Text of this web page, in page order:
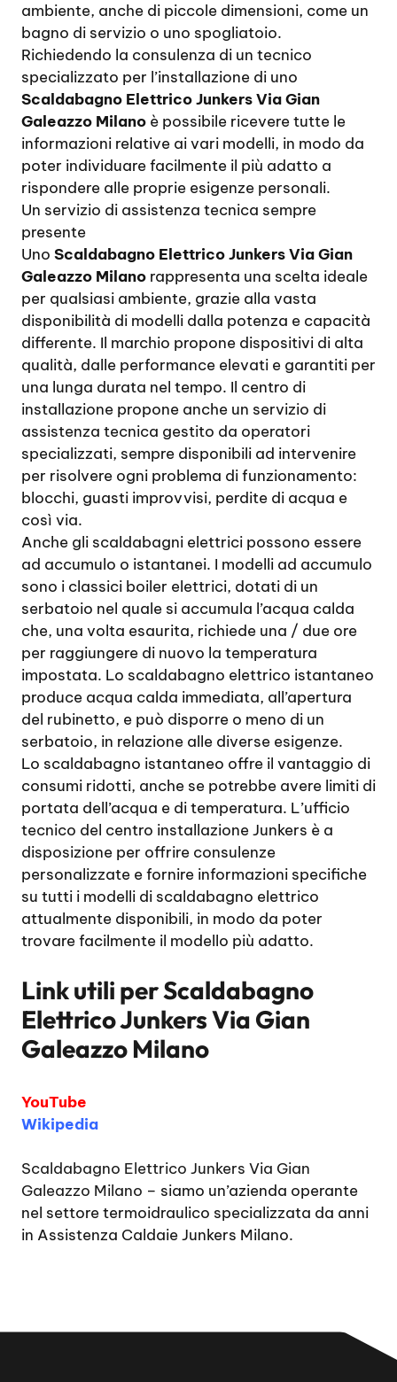
ambiente, anche di piccole dimensioni, come un
bagno di servizio o uno spogliatoio.
Richiedendo la consulenza di un tecnico
specializzato per l’installazione di uno
Scaldabagno Elettrico Junkers Via Gian
Galeazzo Milano è possibile ricevere tutte le
informazioni relative ai vari modelli, in modo da
poter individuare facilmente il più adatto a
rispondere alle proprie esigenze personali.
Un servizio di assistenza tecnica sempre
presente
Uno Scaldabagno Elettrico Junkers Via Gian
Galeazzo Milano rappresenta una scelta ideale
per qualsiasi ambiente, grazie alla vasta
disponibilità di modelli dalla potenza e capacità
differente. Il marchio propone dispositivi di alta
qualità, dalle performance elevati e garantiti per
una lunga durata nel tempo. Il centro di
installazione propone anche un servizio di
assistenza tecnica gestito da operatori
specializzati, sempre disponibili ad intervenire
per risolvere ogni problema di funzionamento:
blocchi, guasti improvvisi, perdite di acqua e
così via.
Anche gli scaldabagni elettrici possono essere
ad accumulo o istantanei. I modelli ad accumulo
sono i classici boiler elettrici, dotati di un
serbatoio nel quale si accumula l’acqua calda
che, una volta esaurita, richiede una / due ore
per raggiungere di nuovo la temperatura
impostata. Lo scaldabagno elettrico istantaneo
produce acqua calda immediata, all’apertura
del rubinetto, e può disporre o meno di un
serbatoio, in relazione alle diverse esigenze.
Lo scaldabagno istantaneo offre il vantaggio di
consumi ridotti, anche se potrebbe avere limiti di
portata dell’acqua e di temperatura. L’ufficio
tecnico del centro installazione Junkers è a
disposizione per offrire consulenze
personalizzate e fornire informazioni specifiche
su tutti i modelli di scaldabagno elettrico
attualmente disponibili, in modo da poter
trovare facilmente il modello più adatto.
Link utili perScaldabagno
Elettrico Junkers Via Gian
Galeazzo Milano
YouTube
Wikipedia
Scaldabagno Elettrico Junkers Via Gian
Galeazzo Milano – siamo un’azienda operante
nel settore termoidraulico specializzata da anni
in Assistenza Caldaie Junkers Milano.